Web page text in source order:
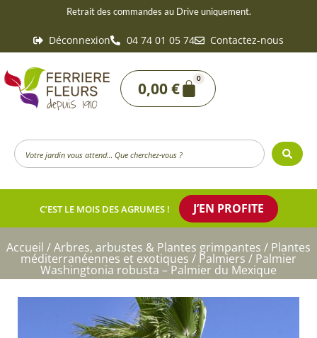
contenu
Retrait des commandes au Drive uniquement.
Déconnexion 04 74 01 05 74 Contactez-nous
0,00€
0
Panier
Search
...
C’EST LE MOIS DES AGRUMES ! J’EN PROFITE
Accueil /Arbres, arbustes & Plantes grimpantes / Plantes
méditerranéennes et exotiques / Palmiers / Palmier
Washingtonia robusta – Palmier du Mexique